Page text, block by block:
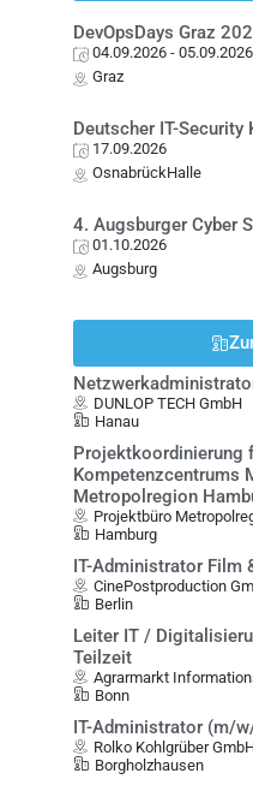
DevOpsDays Graz
04.09.2026- 05.09.2026
Graz
Deutscher IT-
17.09.2026
OsnabrückHalle
4. Augsburger Cyber
01.10.2026
Augsburg
DUNLOP TECH GmbH
Hanau
Projektkoordinierung
Kompetenzcentrums
Metropolregion
Projektbüro
Hamburg
IT-Administrator Film
CinePostproduction
Berlin
Leiter IT /
Teilzeit
Agrarmarkt
Bonn
IT-Administrator (m/
Rolko Kohlgrüber
Borgholzhausen